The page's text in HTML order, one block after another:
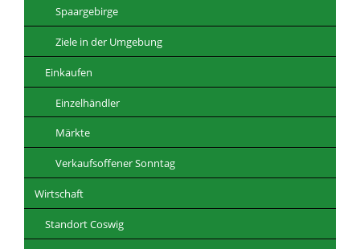
Spaargebirge
Ziele in der Umgebung
Einkaufen
Einzelhändler
Märkte
Verkaufsoffener Sonntag
Wirtschaft
Standort Coswig